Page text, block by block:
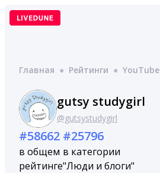
Перейти
Главная ● Рейтинги ● YouTube
gutsy studygirl
@gutsystudygirl
#58662
в общем
рейтинге
#25796
в категории
"Люди и блоги"